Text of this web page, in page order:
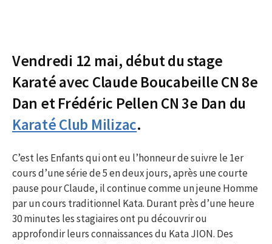
Vendredi 12 mai, début du stage
Karaté avec Claude Boucabeille CN 8e
Dan et Frédéric Pellen CN 3e Dan du
Karaté Club Milizac.
C’est les Enfants qui ont eu l’honneur de suivre le 1er
cours d’une série de 5 en deux jours, après une courte
pause pour Claude, il continue comme un jeune Homme
par un cours traditionnel Kata. Durant près d’une heure
30 minutes les stagiaires ont pu découvrir ou
approfondir leurs connaissances du Kata JION. Des